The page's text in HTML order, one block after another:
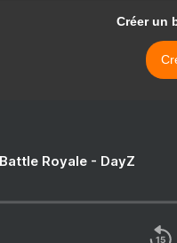
Créer un
Royale - DayZ